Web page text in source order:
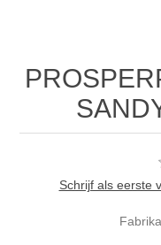
Schrijf als eerste